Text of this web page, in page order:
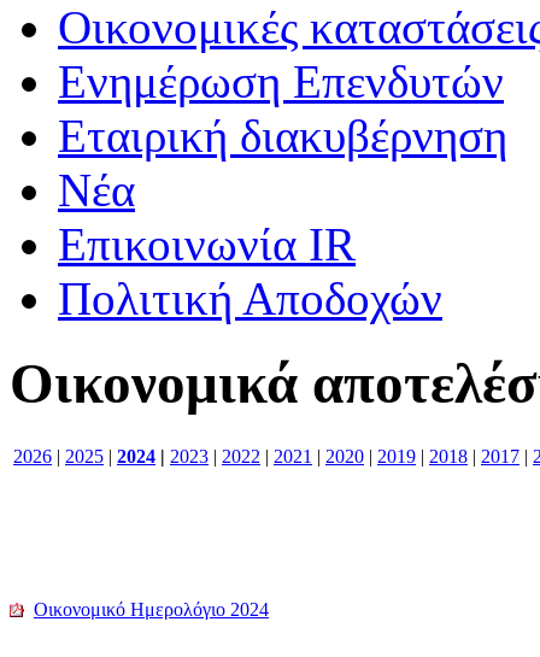
Οικονομικές
Ενημέρωση Επενδυτών
Εταιρική διακυβέρνηση
Νέα
Επικοινωνία IR
Πολιτική Αποδοχών
Οικονομικά
2026 | 2025 | 2024 | 2023 | 2022 | 2021 | 2020 | 2019 | 2018 | 2017 |
Οικονομικό Ημερολόγιο 2024